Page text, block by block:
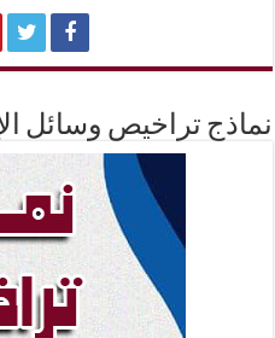
نماذج تراخيص وسائل